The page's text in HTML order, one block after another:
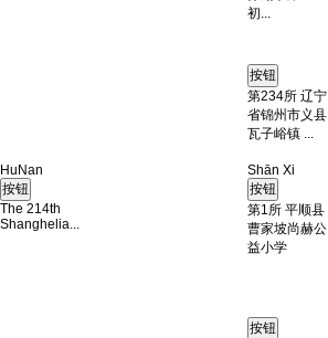
初...
第234所 辽宁
省锦州市义县
瓦子峪镇 ...
HuNan
The 214th
Shanghelia...
Shān Xi
第1所 平顺县
曹家坡尚赫公
益小学